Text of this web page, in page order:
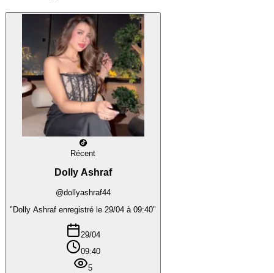
Récent
Dolly Ashraf
@dollyashraf44
"Dolly Ashraf enregistré le 29/04 à 09:40"
29/04
09:40
5